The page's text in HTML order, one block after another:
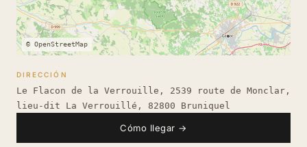
© OpenStreetMap
DIRECCIÓN
Le Flacon de la Verrouille, 2539 route de Monclar,
lieu-dit La Verrouillé, 82800 Bruniquel
Cómo llegar →